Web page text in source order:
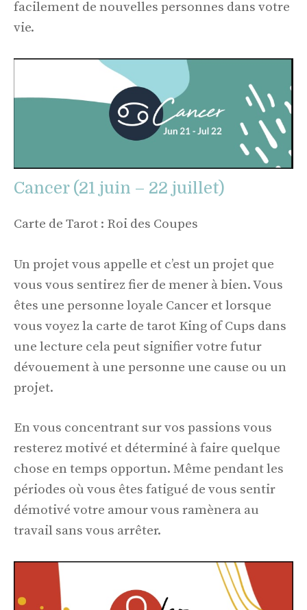
facilement de nouvelles personnes dans votre
vie.
Cancer (21 juin – 22 juillet)
Carte de Tarot : Roi des Coupes
Un projet vous appelle et c’est un projet que
vous vous sentirez fier de mener à bien. Vous
êtes une personne loyale Cancer et lorsque
vous voyez la carte de tarot King of Cups dans
une lecture cela peut signifier votre futur
dévouement à une personne une cause ou un
projet.
En vous concentrant sur vos passions vous
resterez motivé et déterminé à faire quelque
chose en temps opportun. Même pendant les
périodes où vous êtes fatigué de vous sentir
démotivé votre amour vous ramènera au
travail sans vous arrêter.